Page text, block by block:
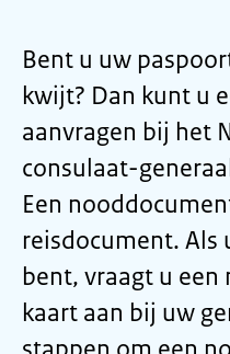
Bent u uw
kwijt? Dan kunt u
aanvragen bij het
consulaat-
Een
reisdocument. Als
bent, vraagt u
kaart aan bij uw